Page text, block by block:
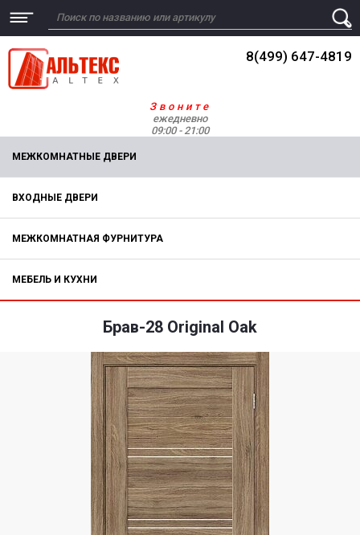
8(499) 647-4819
Звоните
ежедневно
09:00 - 21:00
МЕЖКОМНАТНЫЕ ДВЕРИ
ВХОДНЫЕ ДВЕРИ
МЕЖКОМНАТНАЯ ФУРНИТУРА
МЕБЕЛЬ И КУХНИ
Брав-28 Original Oak